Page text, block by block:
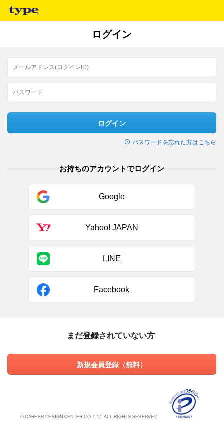
ログイン
ログイン
パスワードを忘れた方はこちら
お持ちのアカウントでログイン
Google
Yahoo! JAPAN
LINE
Facebook
まだ登録されていない方
新規会員登録（無料）
© CAREER DESIGN CENTER CO.,LTD. ALL RIGHTS RESERVED